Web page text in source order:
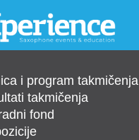
i program takmičenja
takmičenja
fond